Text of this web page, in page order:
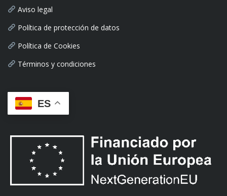
Aviso legal
Política de protección de datos
Política de Cookies
Términos y condiciones
ES